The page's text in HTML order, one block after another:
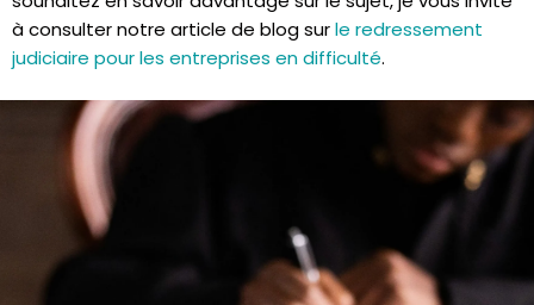
à consulter notre article de blog surle redressement
judiciaire pour les entreprises en difficulté.